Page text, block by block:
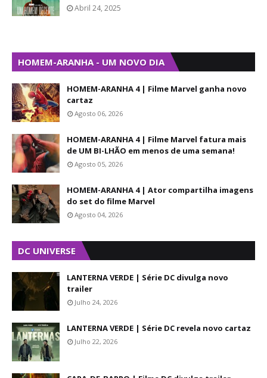
Abril 24, 2025
HOMEM-ARANHA - UM NOVO DIA
HOMEM-ARANHA 4 | Filme Marvel ganha novo
cartaz
Agosto 06, 2026
HOMEM-ARANHA 4 | Filme Marvel fatura mais
de UM BI-LHÃO em menos de uma semana!
Agosto 05, 2026
HOMEM-ARANHA 4 | Ator compartilha imagens
do set do filme Marvel
Agosto 04, 2026
DC UNIVERSE
LANTERNA VERDE | Série DC divulga novo
trailer
Julho 24, 2026
LANTERNA VERDE | Série DC revela novo cartaz
Julho 22, 2026